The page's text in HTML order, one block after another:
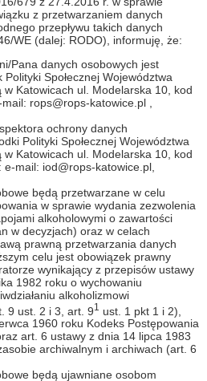
z przetwarzaniem danych
przepływu takich danych
WE (dalej: RODO), informuję, że:
Pana danych osobowych jest
Społecznej Województwa
w Katowicach ul. Modelarska 10, kod
rops@rops-katowice.pl ,
ochrony danych
Polityki Społecznej Województwa
w Katowicach ul. Modelarska 10, kod
mail: iod@rops-katowice.pl,
będą przetwarzane w celu
w sprawie wydania zezwolenia
alkoholowymi o zawartości
w decyzjach) oraz w celach
prawną przetwarzania danych
celu jest obowiązek prawny
wynikający z przepisów ustawy
1982 roku o wychowaniu
alkoholizmowi
9 ust. 2 i 3, art. 91
ust. 1 pkt 1 i 2),
1960 roku Kodeks Postępowania
art. 6 ustawy z dnia 14 lipca 1983
archiwalnym i archiwach (art. 6
będą ujawniane osobom